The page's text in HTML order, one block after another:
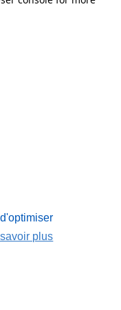
plus